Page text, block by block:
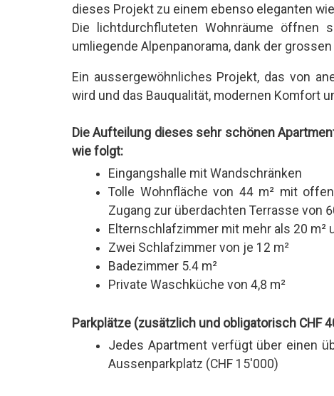
dieses Projekt zu einem ebenso eleganten
Die lichtdurchfluteten Wohnräume öffnen
umliegende Alpenpanorama, dank der
Ein aussergewöhnliches Projekt, das von
wird und das Bauqualität, modernen Komfort
Die Aufteilung dieses sehr schönen
wie folgt:
Eingangshalle mit Wandschränken
Tolle Wohnfläche von 44 m² mit
Zugang zur überdachten Terrasse von
Elternschlafzimmer mit mehr als 20 m²
Zwei Schlafzimmer von je 12 m²
Badezimmer 5.4 m²
Private Waschküche von 4,8 m²
Parkplätze (zusätzlich und obligatorisch CHF
Jedes Apartment verfügt über einen
Aussenparkplatz (CHF 15'000)